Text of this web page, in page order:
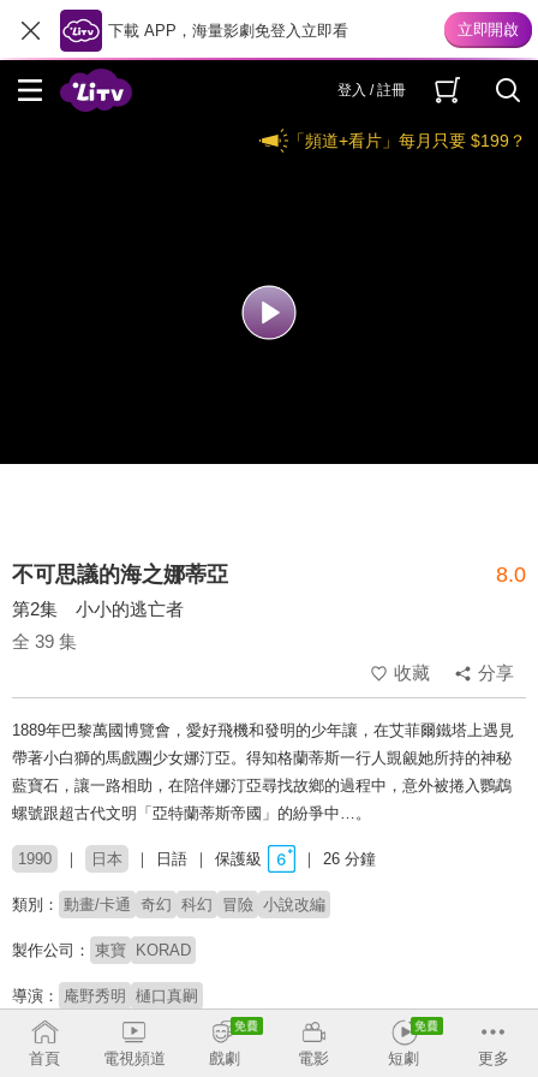
下載 APP，海量影劇免登入立即看
登入 / 註冊
「頻道+看片」每月只要 $199？
不可思議的海之娜蒂亞 8.0
第2集 小小的逃亡者
全 39 集
收藏
分享
1889年巴黎萬國博覽會，愛好飛機和發明的少年讓，在艾菲爾鐵塔上遇見
帶著小白獅的馬戲團少女娜汀亞。得知格蘭蒂斯一行人覬覦她所持的神秘
藍寶石，讓一路相助，在陪伴娜汀亞尋找故鄉的過程中，意外被捲入鸚鵡
螺號跟超古代文明「亞特蘭蒂斯帝國」的紛爭中…。
1990 日本 日語 保護級 26 分鐘
類別： 動畫/卡通 奇幻 科幻 冒險 小說改編
製作公司： 東寶 KORAD
導演： 庵野秀明 樋口真嗣
配音： 鷹森淑乃 日高範子 大塚明夫 水谷優子
櫻井敏治
首頁
電視頻道 戲劇 電影 短劇 更多